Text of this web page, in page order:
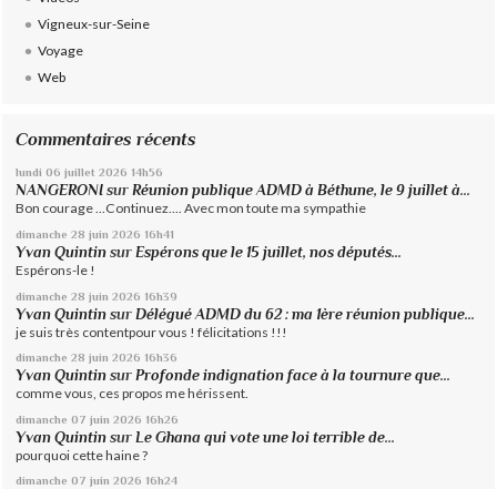
Vigneux-sur-Seine
Voyage
Web
Commentaires récents
lundi 06 juillet 2026 14h56
NANGERONI surRéunion publique ADMD à Béthune, le 9 juillet à...
Bon courage ...Continuez.... Avec mon toute ma sympathie
dimanche 28 juin 2026 16h41
Yvan Quintin surEspérons que le 15 juillet, nos députés...
Espérons-le !
dimanche 28 juin 2026 16h39
Yvan Quintin surDélégué ADMD du 62 : ma 1ère réunion publique...
je suis très contentpour vous ! félicitations !!!
dimanche 28 juin 2026 16h36
Yvan Quintin surProfonde indignation face à la tournure que...
comme vous, ces propos me hérissent.
dimanche 07 juin 2026 16h26
Yvan Quintin sur Le Ghana qui vote une loi terrible de...
pourquoi cette haine ?
dimanche 07 juin 2026 16h24